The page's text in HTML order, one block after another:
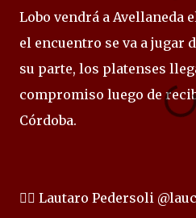
Lobo vendrá a Avellaneda
el encuentro se va a jugar
su parte, los platenses
compromiso luego de
Córdoba.
✍🏻 Lautaro Pedersoli